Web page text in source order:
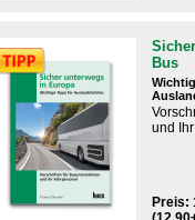
Bus
und
Preis: